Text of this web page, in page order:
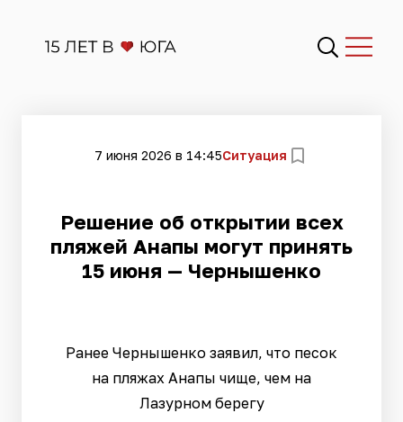
7 июня 2026 в 14:45Ситуация
Решение об открытии всех
пляжей Анапы могут принять
15 июня — Чернышенко
Ранее Чернышенко заявил, что песок
на пляжах Анапы чище, чем на
Лазурном берегу